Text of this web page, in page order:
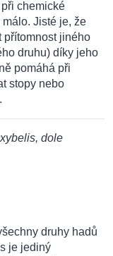
chemické
Jisté je, že
přítomnost jiného
druhu) díky jeho
pomáhá při
stopy nebo
dole
druhy hadů
je jediný